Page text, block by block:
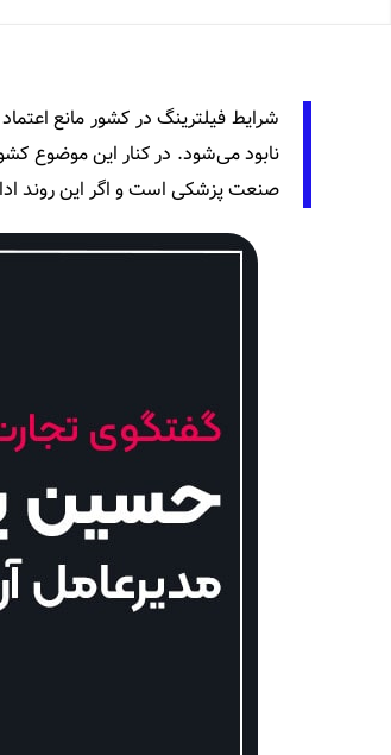
شرایط فیلترینگ در کشور مانع
نابود می‌شود. در کنار این موضوع
صنعت پزشکی است و اگر این روند